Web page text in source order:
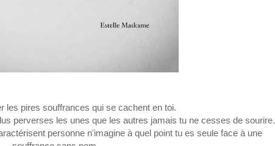
les pires souffrances qui se cachent en toi.
perverses les unes que les autres jamais tu ne cesses de sourire.
personne n'imagine à quel point tu es seule face à une